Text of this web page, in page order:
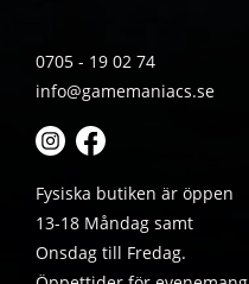
0705 - 19 02 74
info@gamemaniacs.se
Fysiska butiken är öppen
13-18 Måndag samt
Onsdag till Fredag.